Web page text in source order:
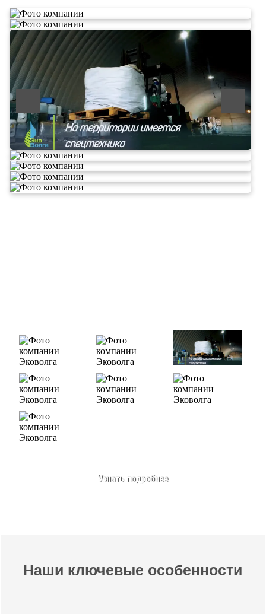
ООО «ЭКОВОЛГА» является современной и
Узнать подробнее
Наши ключевые особенности